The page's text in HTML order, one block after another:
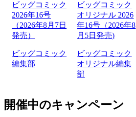
ビッグコミック
2026年16号
（2026年8月7日
発売）
ビッグコミック
編集部
ビッグコミック
オリジナル 2026
年16号（2026年8
月5日発売)
ビッグコミック
オリジナル編集
部
開催中のキャンペーン